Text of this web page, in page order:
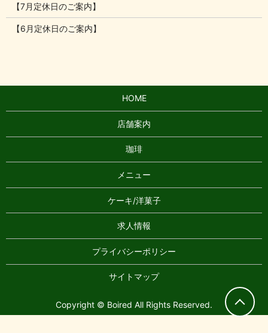
【7月定休日のご案内】
【6月定休日のご案内】
HOME
店舗案内
珈琲
メニュー
ケーキ/洋菓子
求人情報
プライバシーポリシー
サイトマップ
Copyright © Boired All Rights Reserved.